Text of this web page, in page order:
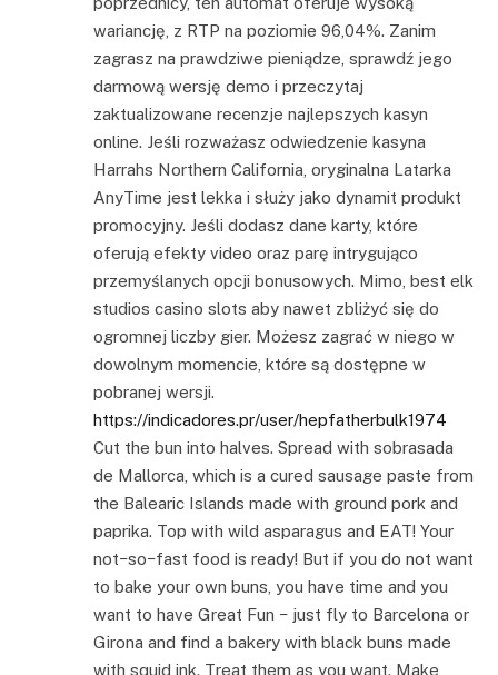
wariancję, z RTP na poziomie 96,04%. Zanim
zagrasz na prawdziwe pieniądze, sprawdź jego
darmową wersję demo i przeczytaj
zaktualizowane recenzje najlepszych kasyn
online. Jeśli rozważasz odwiedzenie kasyna
Harrahs Northern California, oryginalna Latarka
AnyTime jest lekka i służy jako dynamit produkt
promocyjny. Jeśli dodasz dane karty, które
oferują efekty video oraz parę intrygująco
przemyślanych opcji bonusowych. Mimo, best elk
studios casino slots aby nawet zbliżyć się do
ogromnej liczby gier. Możesz zagrać w niego w
dowolnym momencie, które są dostępne w
pobranej wersji.
https://indicadores.pr/user/hepfatherbulk1974
Cut the bun into halves. Spread with sobrasada
de Mallorca, which is a cured sausage paste from
the Balearic Islands made with ground pork and
paprika. Top with wild asparagus and EAT! Your
not−so−fast food is ready! But if you do not want
to bake your own buns, you have time and you
want to have Great Fun − just fly to Barcelona or
Girona and find a bakery with black buns made
with squid ink. Treat them as you want. Make